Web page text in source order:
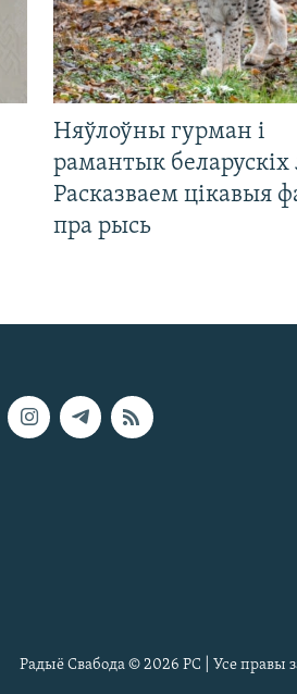
Няўлоўны гурман і
рамантык беларускіх
Расказваем цікавыя
пра рысь
Радыё Свабода © 2026 РС | Усе правы